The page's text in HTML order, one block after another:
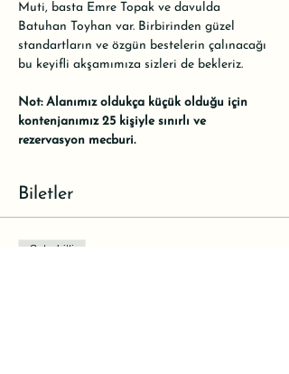
Muti, basta Emre Topak ve davulda
Batuhan Toyhan var. Birbirinden güzel
standartların ve özgün bestelerin çalınacağı
bu keyifli akşamımıza sizleri de bekleriz.
Not: Alanımız oldukça küçük olduğu için
kontenjanımız 25 kişiyle sınırlı ve
rezervasyon mecburi.
Biletler
Satış bitti